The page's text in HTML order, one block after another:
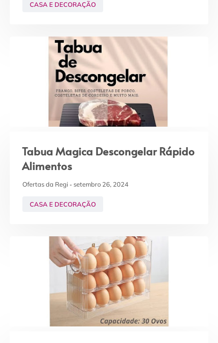
CASA E DECORAÇÃO
Tabua Magica Descongelar Rápido
Alimentos
Ofertas da Regi setembro 26, 2024
CASA E DECORAÇÃO